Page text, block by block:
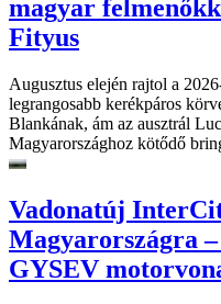
magyar
Fityus
Augusztus elején rajtol a
legrangosabb kerékpáros
Blankának, ám az ausztrál
Magyarországhoz kötődő
Vadonatúj
Magyarországra
GYSEV